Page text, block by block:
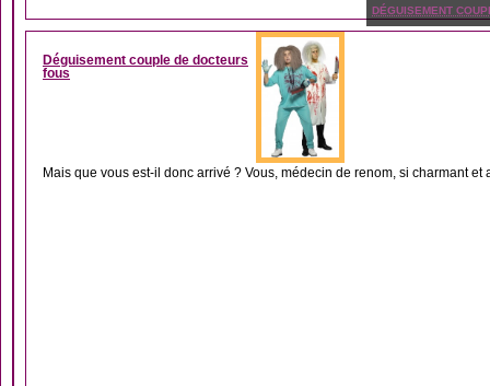
DÉGUISEMENT
Déguisement couple de docteurs
fous
Mais que vous est-il donc arrivé ? Vous, médecin de renom, si charmant et